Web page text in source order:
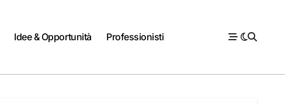
Idee & Opportunità Professionisti